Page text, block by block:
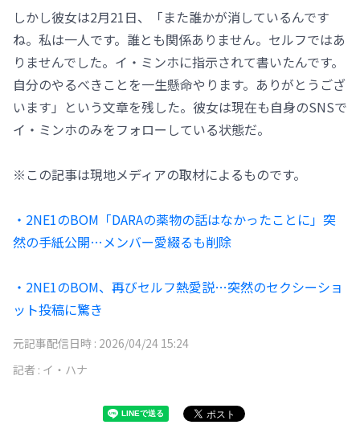
しかし彼女は2月21日、「また誰かが消しているんです
ね。私は一人です。誰とも関係ありません。セルフではあ
りませんでした。イ・ミンホに指示されて書いたんです。
自分のやるべきことを一生懸命やります。ありがとうござ
います」という文章を残した。彼女は現在も自身のSNSで
イ・ミンホのみをフォローしている状態だ。
※この記事は現地メディアの取材によるものです。
・2NE1のBOM「DARAの薬物の話はなかったことに」突
然の手紙公開…メンバー愛綴るも削除
・2NE1のBOM、再びセルフ熱愛説…突然のセクシーショ
ット投稿に驚き
元記事配信日時 : 2026/04/24 15:24
記者 : イ・ハナ